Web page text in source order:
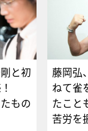
と初
もの
藤岡弘
ねて雀
たこと
苦労を